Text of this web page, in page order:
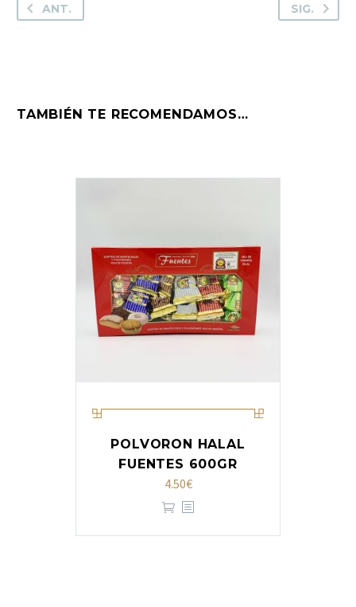
ANT. SIG.
TAMBIÉN TE RECOMENDAMOS…
POLVORON HALAL
FUENTES 600GR
4.50€